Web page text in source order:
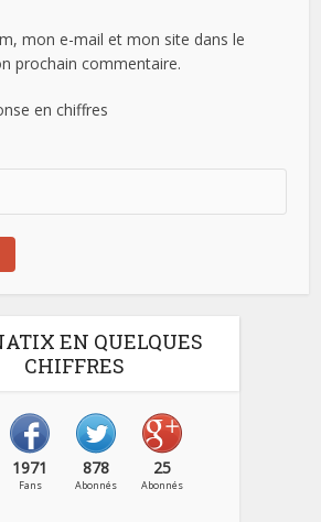
mon e-mail et mon site dans le
prochain commentaire.
en chiffres
EN QUELQUES
CHIFFRES
1971
Fans
878
Abonnés
25
Abonnés